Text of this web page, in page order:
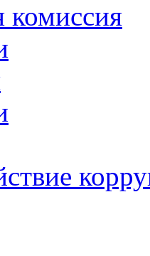
комиссия